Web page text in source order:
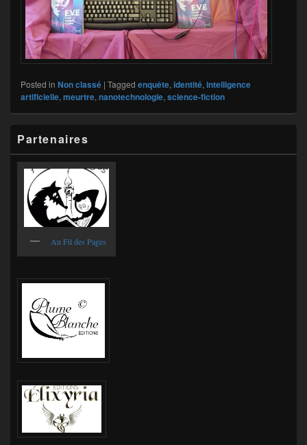
Posted in Non classé | Tagged enquête,identité,intelligence
artificielle,meurtre,nanotechnologie,science-fiction
Sidebar
Widget
Area
Partenaires
Au Fil des Pages